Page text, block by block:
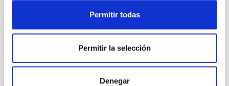
Permitir todas
Permitir la selección
Denegar
Campo de visión completo de NIRCam